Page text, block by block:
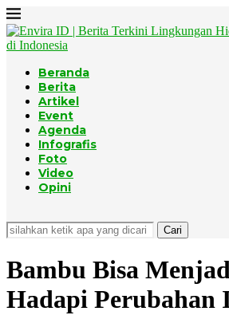
Beranda
Berita
Artikel
Event
Agenda
Infografis
Foto
Video
Opini
Cari
Bambu Bisa
Hadapi Perubahan